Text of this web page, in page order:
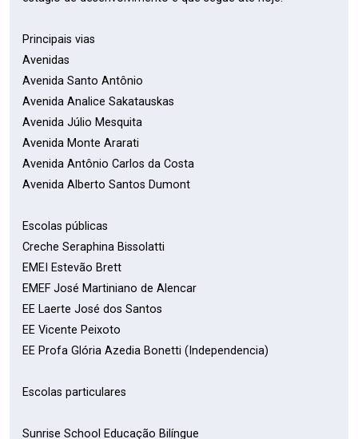
Principais vias
Avenidas
Avenida Santo Antônio
Avenida Analice Sakatauskas
Avenida Júlio Mesquita
Avenida Monte Ararati
Avenida Antônio Carlos da Costa
Avenida Alberto Santos Dumont
Escolas públicas
Creche Seraphina Bissolatti
EMEI Estevão Brett
EMEF José Martiniano de Alencar
EE Laerte José dos Santos
EE Vicente Peixoto
EE Profa Glória Azedia Bonetti (Independencia)
Escolas particulares
Sunrise School Educação Bilíngue